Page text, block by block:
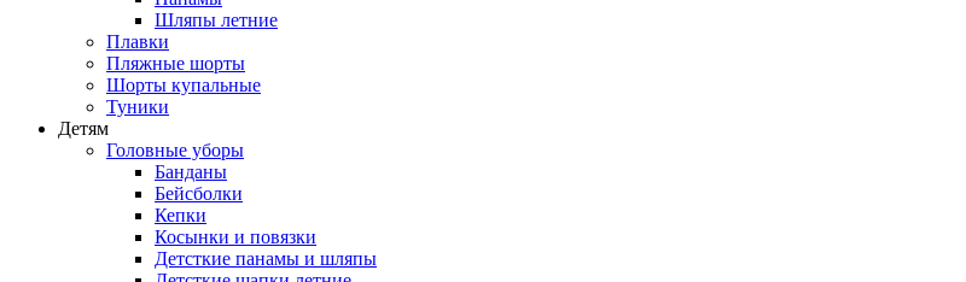
Шляпы летние
Плавки
Пляжные шорты
Шорты купальные
Туники
Детям
Головные уборы
Банданы
Бейсболки
Кепки
Косынки и повязки
Детсткие панамы и шляпы